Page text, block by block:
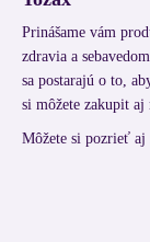
Prinášame vám
zdravia a
sa postarajú o to,
si môžete zakupit aj
Môžete si pozrieť aj